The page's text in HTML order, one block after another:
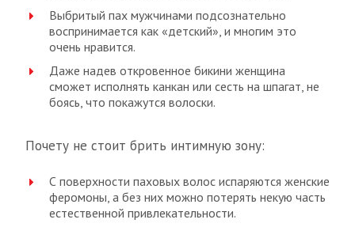
Выбритый пах мужчинами подсознательно
воспринимается как «детский», и многим это
очень нравится.
Даже надев откровенное бикини женщина
сможет исполнять канкан или сесть на шпагат, не
боясь, что покажутся волоски.
Почету не стоит брить интимную зону:
С поверхности паховых волос испаряются женские
феромоны, а без них можно потерять некую часть
естественной привлекательности.